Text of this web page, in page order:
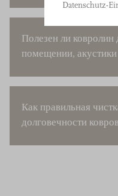
Полезен ли ковролин
помещении,
Как правильная
долговечности
Datenschutz-